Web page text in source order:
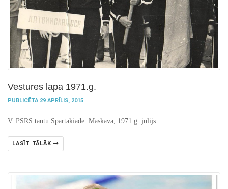
Vestures lapa 1971.g.
PUBLICĒTA 29 APRĪLIS, 2015
V. PSRS tautu Spartakiāde. Maskava, 1971.g. jūlijs.
LASĪT TĀLĀK